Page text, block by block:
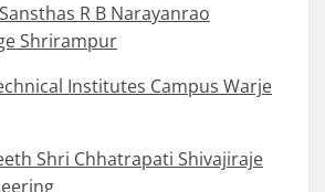
R B Narayanrao
Shrirampur
Institutes Campus Warje
Shri Chhatrapati Shivajiraje